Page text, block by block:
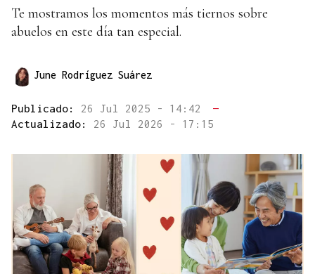
Te mostramos los momentos más tiernos sobre
abuelos en este día tan especial.
June Rodríguez Suárez
Publicado: 26 Jul 2025 - 14:42
—
Actualizado: 26 Jul 2026 - 17:15